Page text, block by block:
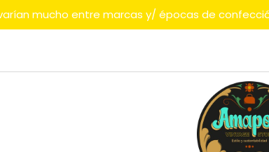
mucho entre marcas y/ épocas de